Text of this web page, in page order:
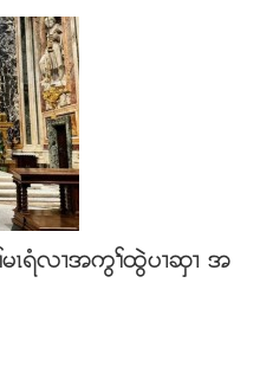
မၚရံလ႕အကြႈထြဲပ႕ဆွ႕ အ